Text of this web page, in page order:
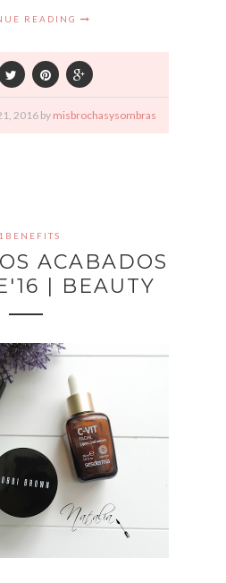
READING
2016 by misbrochasysombras
ACABADOS
| BEAUTY